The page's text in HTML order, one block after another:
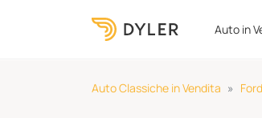
Auto in
Auto Classiche in Vendita Ford